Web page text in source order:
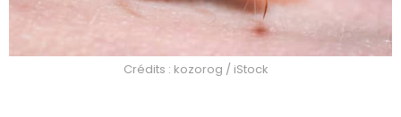
Crédits : kozorog / iStock